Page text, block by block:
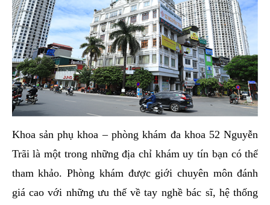
Khoa sản phụ khoa – phòng khám đa khoa 52 Nguyễn
Trãi là một trong những địa chỉ khám uy tín bạn có thể
tham khảo. Phòng khám được giới chuyên môn đánh
giá cao với những ưu thế về tay nghề bác sĩ, hệ thống